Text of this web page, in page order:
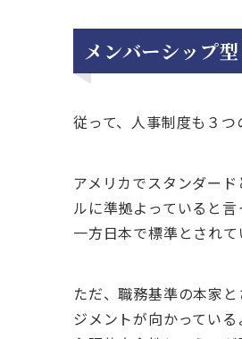
メンバーシップ
従って、人事制度も３つ
アメリカでスタンダー
ルに準拠よっていると言
一方日本で標準とされ
ただ、職務基準の本家
ジメントが向かっている